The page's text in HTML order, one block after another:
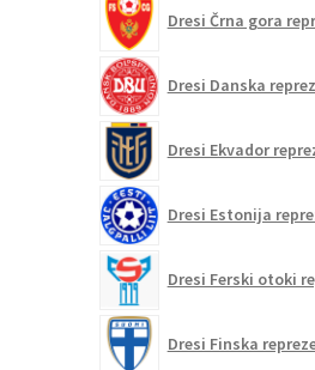
Dresi Črna gora
Dresi Danska
Dresi Ekvador
Dresi Estonija
Dresi Ferski otoki
Dresi Finska